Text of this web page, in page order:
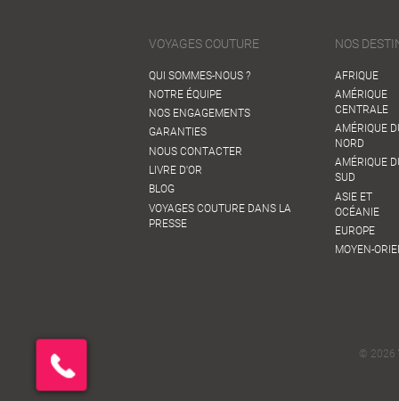
VOYAGES COUTURE
QUI SOMMES-NOUS ?
NOTRE ÉQUIPE
NOS ENGAGEMENTS
GARANTIES
NOUS CONTACTER
LIVRE D'OR
BLOG
VOYAGES COUTURE DANS LA
PRESSE
NOS
AFRIQUE
AMÉRIQUE
CENTRALE
AMÉRIQUE
NORD
AMÉRIQUE
SUD
ASIE ET
OCÉANIE
EUROPE
MOYEN-
© 2026